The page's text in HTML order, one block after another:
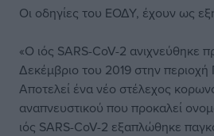
Οι οδηγίες του ΕΟΔΥ, έχουν ως
«O ιός SARS-CoV-2 ανιχνεύθηκε
Δεκέμβριο του 2019 στην περιοχή
Αποτελεί ένα νέο στέλεχος
αναπνευστικού που προκαλεί
ιός SARS-CoV-2 εξαπλώθηκε